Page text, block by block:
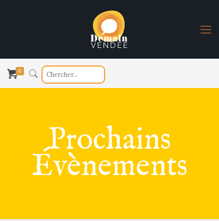
0
Prochains
Évènements